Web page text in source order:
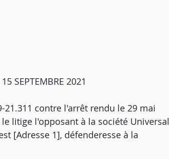
SEPTEMBRE 2021
contre l'arrêt rendu le 29 mai
litige l'opposant à la société Universal
[Adresse 1], défenderesse à la